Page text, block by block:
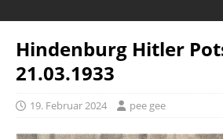
Hindenburg Hitler
21.03.1933
19. Februar 2024 pee gee